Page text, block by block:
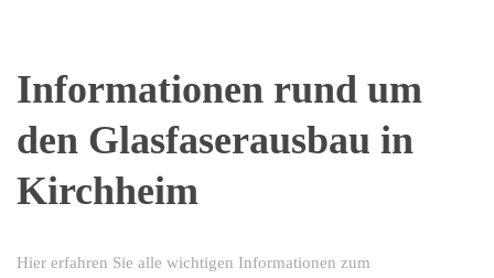
Informationen rund um
den Glasfaserausbau in
Kirchheim
Hier erfahren Sie alle wichtigen Informationen zum